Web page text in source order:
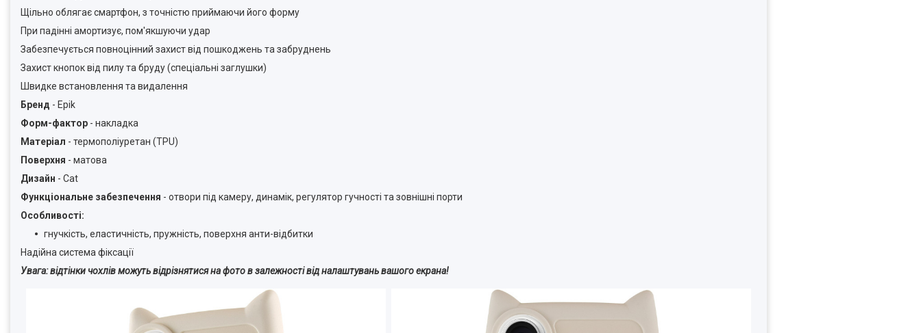
Щільно облягає смартфон, з точністю приймаючи його форму
При падінні амортизує, пом'якшуючи удар
Забезпечується повноцінний захист від пошкоджень та забруднень
Захист кнопок від пилу та бруду (спеціальні заглушки)
Швидке встановлення та видалення
Бренд - Epik
Форм-фактор - накладка
Матеріал - термополіуретан (TPU)
Поверхня - матова
Дизайн - Cat
Функціональне забезпечення - отвори під камеру, динамік, регулятор гучності та зовнішні порти
Особливості:
гнучкість, еластичність, пружність, поверхня анти-відбитки
Надійна система фіксації
Увага: відтінки чохлів можуть відрізнятися на фото в залежності від налаштувань вашого екрана!